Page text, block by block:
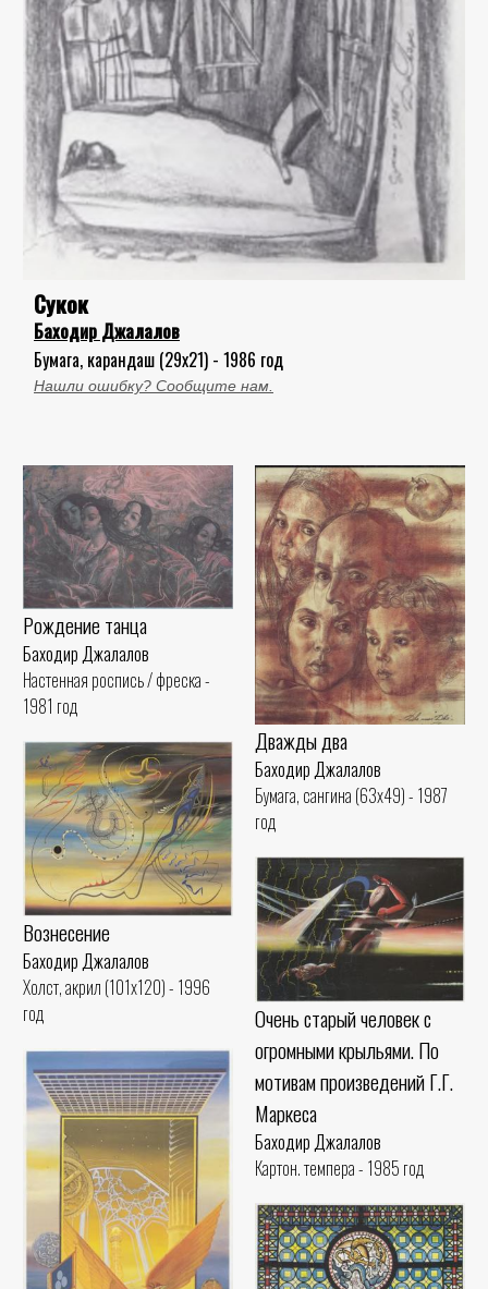
Сукок
Баходир Джалалов
Бумага, карандаш (29x21) - 1986 год
Нашли ошибку? Сообщите нам.
Рождение танца
Баходир Джалалов
Настенная роспись / фреска -
1981 год
Дважды два
Баходир Джалалов
Бумага, сангина (63x49) - 1987
год
Вознесение
Баходир Джалалов
Холст, акрил (101x120) - 1996
год
Очень старый человек с
огромными крыльями. По
мотивам произведений Г.Г.
Маркеса
Баходир Джалалов
Картон. темпера - 1985 год